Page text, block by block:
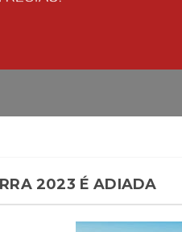
2023 É ADIADA